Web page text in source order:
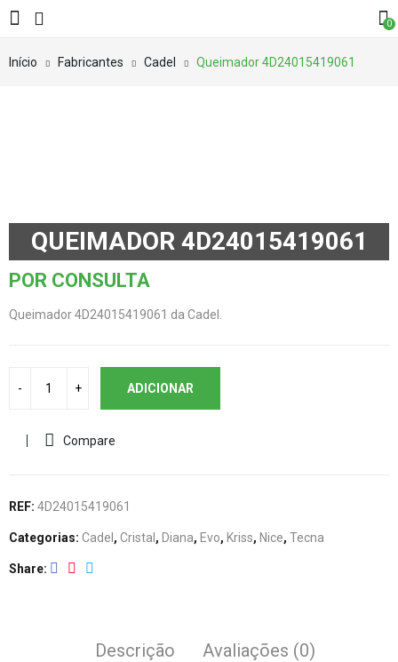
0
Início Fabricantes Cadel Queimador 4D24015419061
QUEIMADOR 4D24015419061
POR CONSULTA
Queimador 4D24015419061 da Cadel.
ADICIONAR
Compare
REF: 4D24015419061
Categorias: Cadel , Cristal , Diana, Evo, Kriss, Nice, Tecna
Share
Descrição
Avaliações (0)